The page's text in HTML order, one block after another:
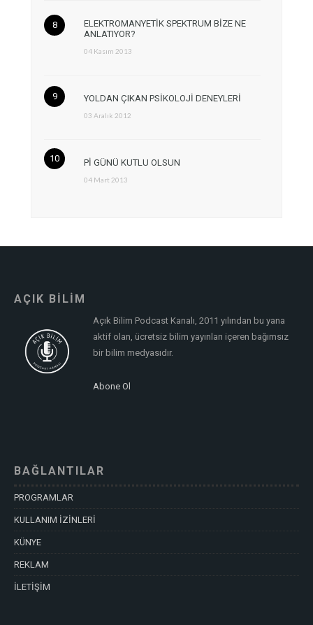
ELEKTROMANYETİK SPEKTRUM BİZE NE
ANLATIYOR?
04 Kasım 2013
YOLDAN ÇIKAN PSİKOLOJİ DENEYLERİ
03 Aralık 2012
Pİ GÜNÜ KUTLU OLSUN
04 Mart 2013
AÇIK BİLİM
Açık Bilim Podcast Kanalı, 2011 yılından bu yana
aktif olan, ücretsiz bilim yayınları içeren bağımsız
bir bilim medyasıdır.
Abone Ol
BAĞLANTILAR
PROGRAMLAR
KULLANIM İZİNLERİ
KÜNYE
REKLAM
İLETİŞİM